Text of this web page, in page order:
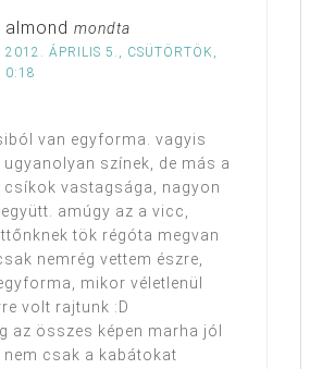
almond mondta
2012. ÁPRILIS 5., CSÜTÖRTÖK,
0:18
van egyforma. vagyis
színek, de más a
csíkok vastagsága, nagyon
amúgy az a vicc,
tök régóta megvan
nemrég vettem észre,
mikor véletlenül
volt rajtunk :D
az összes képen marha jól
nem csak a kabátokat